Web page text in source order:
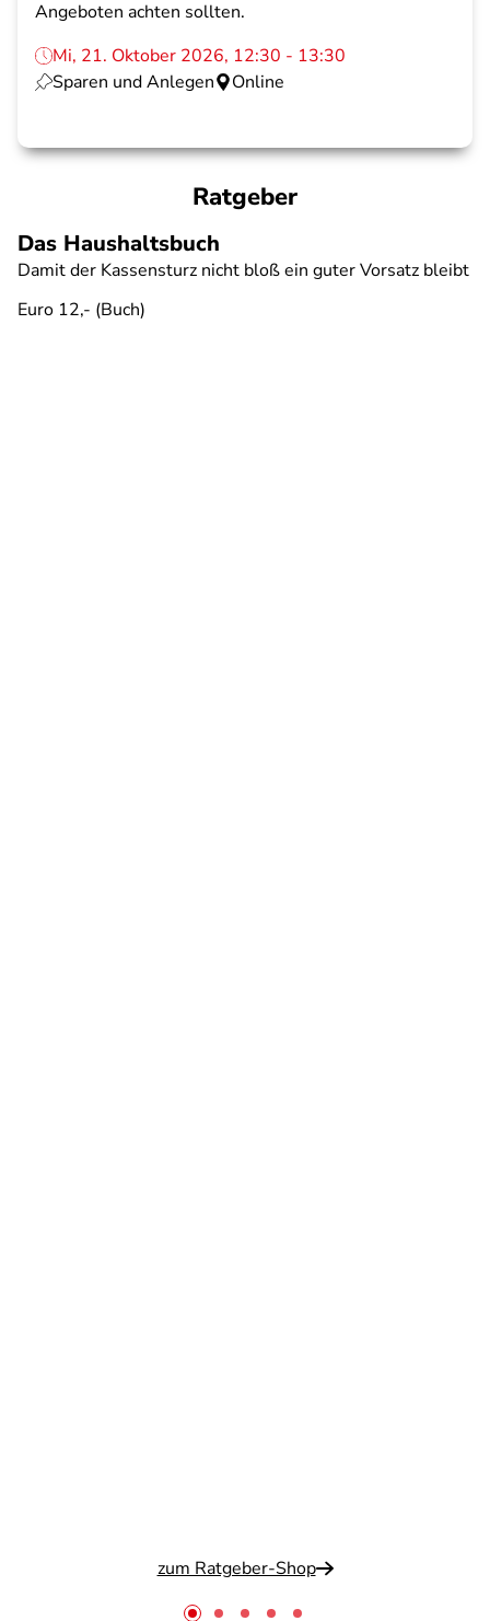
Angeboten achten sollten.
Mi, 21. Oktober 2026, 12:30 - 13:30
Sparen und Anlegen
Online
Ratgeber
Das Haushaltsbuch
Damit der Kassensturz nicht bloß ein guter Vorsatz bleibt
Euro 12,- (Buch)
zum Ratgeber-Shop